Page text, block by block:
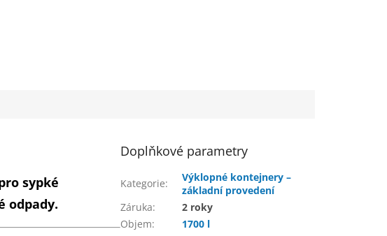
sypké
odpady.
Doplňkové parametry
Kategorie:
Výklopné kontejnery –
základní provedení
Záruka:
2 roky
Objem: 1700 l